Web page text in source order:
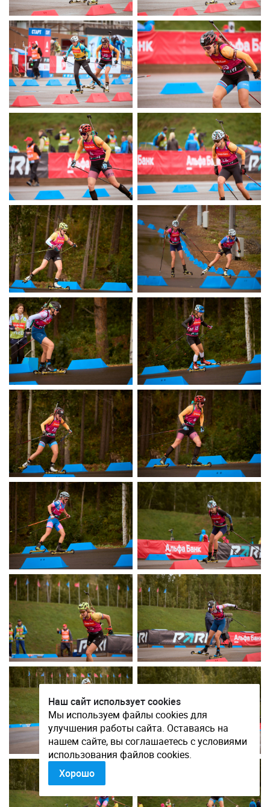
Наш сайт использует cookies
Мы используем файлы cookies для
улучшения работы сайта. Оставаясь на
нашем сайте, вы соглашаетесь с условиями
использования файлов cookies.
Хорошо